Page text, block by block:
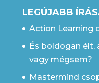
LEGÚJABB
Action Learning
És boldogan élt,
vagy mégsem?
Mastermind